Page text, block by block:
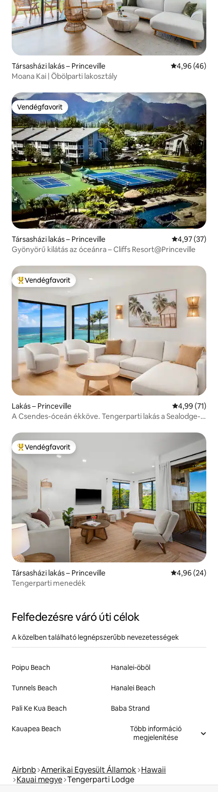
Társasházi lakás – Princeville Átlagos
4,96 (46)
Moana Kai | Öbölparti lakosztály
Vendégfavorit
Vendégfavorit
Társasházi lakás – Princeville Átlagos
4,97 (37)
Gyönyörű kilátás az óceánra – Cliffs Resort@Princeville
Kiemelt vendégfavorit
Vendégfavorit
Lakás – Princeville Átlagos
4,99 (71)
A Csendes-óceán ékköve. Tengerparti lakás a Sealodge-
Kiemelt vendégfavorit
Vendégfavorit
Társasházi lakás – Princeville Átlagos
4,96 (24)
Tengerparti menedék
Felfedezésre váró úti célok
A közelben található legnépszerűbb nevezetességek
Poipu Beach Hanalei-öböl
Tunnels Beach Hanalei Beach
Pali Ke Kua Beach Baba Strand
Kauapea Beach
Több információ
megjelenítése
Airbnb Amerikai Egyesült Államok Hawaii
Kauai megye Tengerparti Lodge